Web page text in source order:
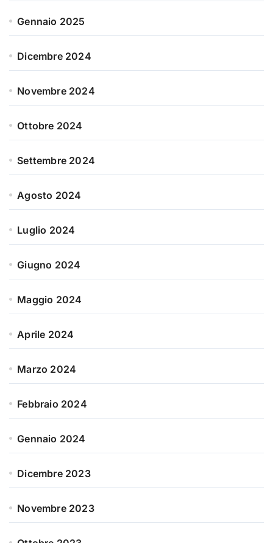
Gennaio 2025
Dicembre 2024
Novembre 2024
Ottobre 2024
Settembre 2024
Agosto 2024
Luglio 2024
Giugno 2024
Maggio 2024
Aprile 2024
Marzo 2024
Febbraio 2024
Gennaio 2024
Dicembre 2023
Novembre 2023